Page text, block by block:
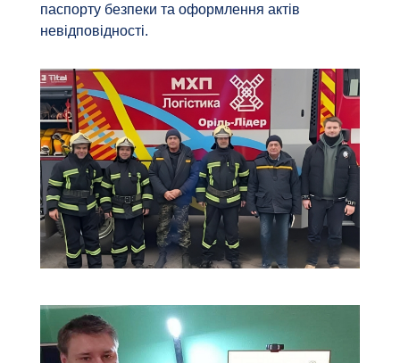
паспорту безпеки та оформлення актів
невідповідності.